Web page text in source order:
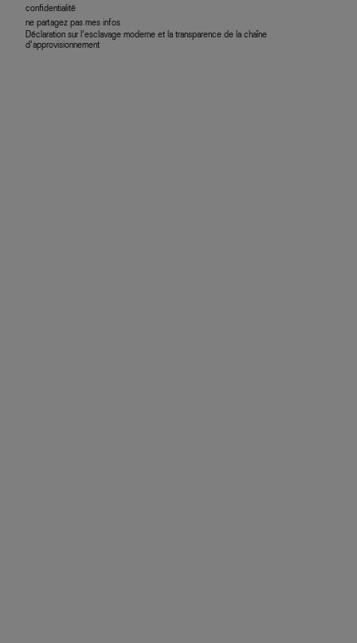
confidentialité
ne partagez pas mes infos
Déclaration sur l’esclavage moderne et la transparence de la chaîne
d’approvisionnement